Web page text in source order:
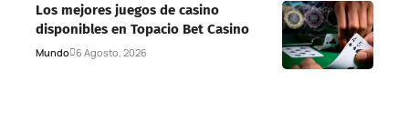
Los mejores juegos de casino
disponibles en Topacio Bet Casino
Mundo 6 Agosto, 2026